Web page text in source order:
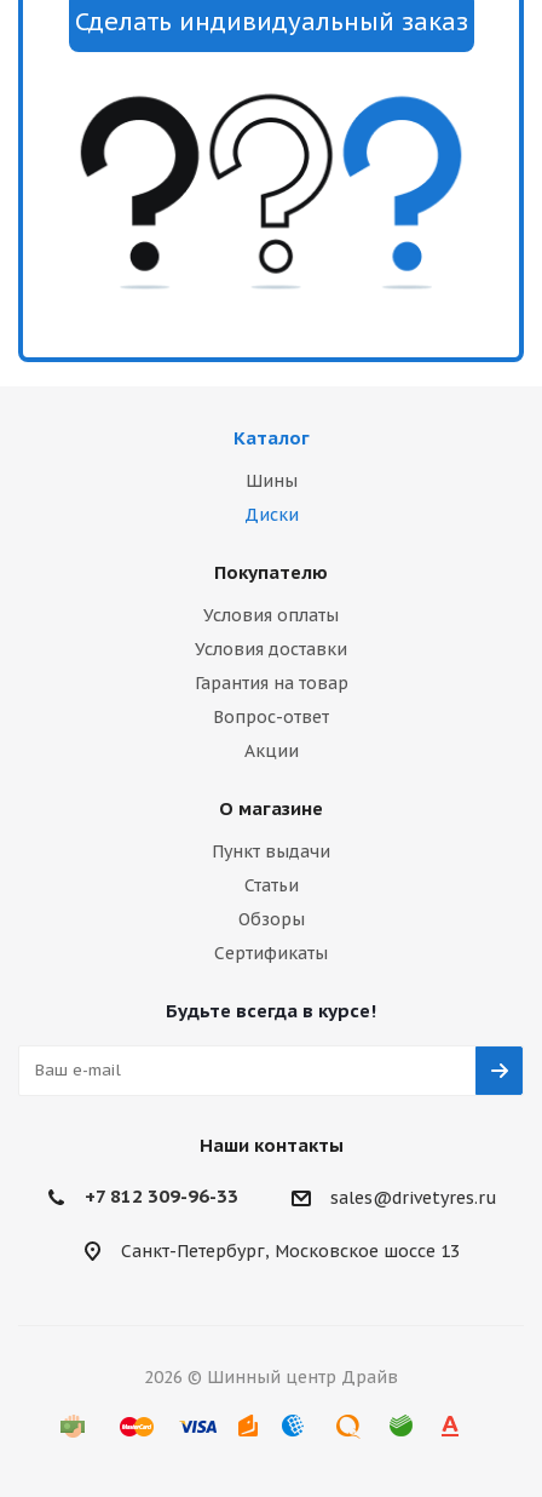
Каталог
Шины
Диски
Покупателю
Условия оплаты
Условия доставки
Гарантия на товар
Вопрос-ответ
Акции
О магазине
Пункт выдачи
Статьи
Обзоры
Сертификаты
Будьте всегда в курсе!
Наши контакты
+7 812 309-96-33 sales@drivetyres.ru
Санкт-Петербург, Московское шоссе 13
2026 © Шинный центр Драйв